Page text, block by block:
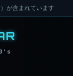
が含まれています